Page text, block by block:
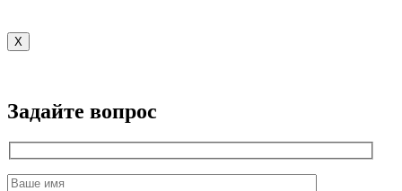
X
Задайте вопрос